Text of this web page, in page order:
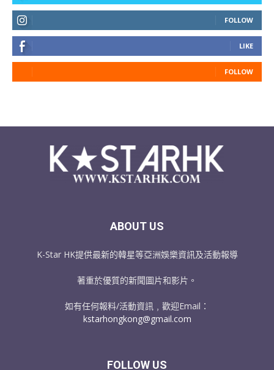
FOLLOW
LIKE
FOLLOW
ABOUT US
K-Star HK提供最新的韓星等亞洲娛樂資訊及活動報導
著重於優質的新聞圖片和影片。
如有任何報料/活動資訊﹐歡迎Email：
kstarhongkong@gmail.com
FOLLOW US